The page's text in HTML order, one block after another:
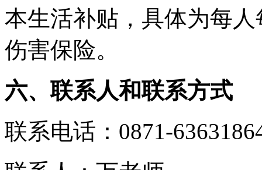
本生活补贴，具体为每
伤害保险。
六、联系人和联系方式
联系电话：0871-